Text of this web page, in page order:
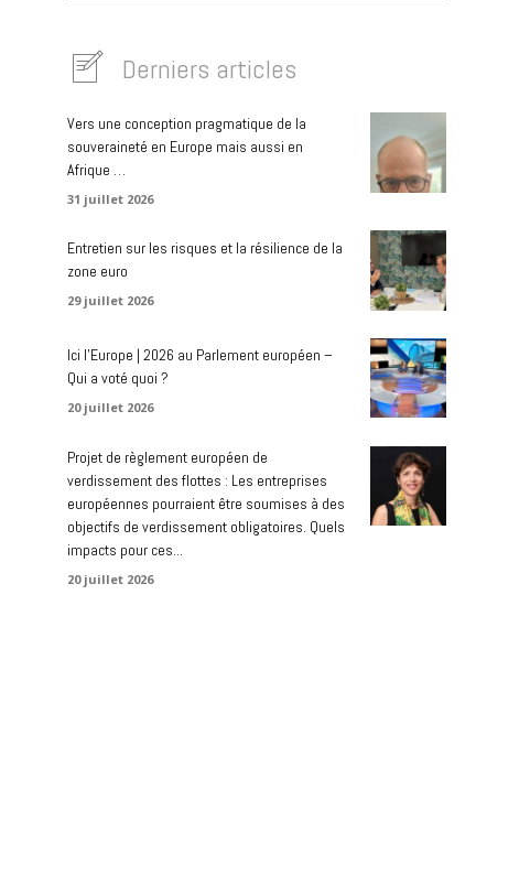
Derniers articles
Vers une conception pragmatique de la
souveraineté en Europe mais aussi en
Afrique …
31 juillet 2026
Entretien sur les risques et la résilience de la
zone euro
29 juillet 2026
Ici l’Europe | 2026 au Parlement européen –
Qui a voté quoi ?
20 juillet 2026
Projet de règlement européen de
verdissement des flottes : Les entreprises
européennes pourraient être soumises à des
objectifs de verdissement obligatoires. Quels
impacts pour ces...
20 juillet 2026